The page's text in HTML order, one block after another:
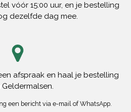
vóór 15:00 uur, en je bestelling
dezelfde dag mee.
afspraak en haal je bestelling
een bericht via e-mail of WhatsApp.